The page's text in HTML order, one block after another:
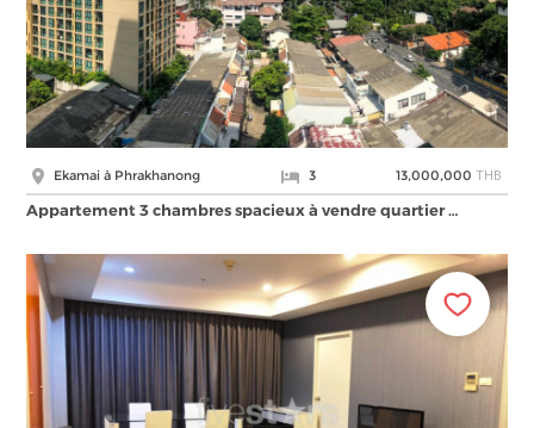
Ekamai à Phrakhanong 3 13,000,000 THB
Appartement 3 chambres spacieux à vendre quartier …